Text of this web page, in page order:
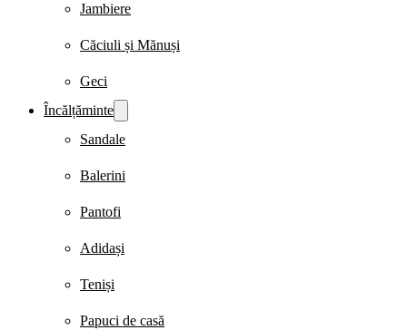
Jambiere
Căciuli și Mănuși
Geci
Încălțăminte
Sandale
Balerini
Pantofi
Adidași
Teniși
Papuci de casă